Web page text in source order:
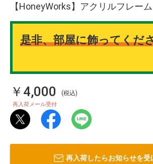
【HoneyWorks】アクリルフレー
是非、部屋に飾ってくだ
￥4,000 (税込)
再入荷メール受付
再入荷したらお知らせを受